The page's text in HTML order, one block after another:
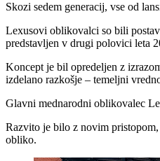
Skozi sedem generacij, vse od
Lexusovi oblikovalci so bili
predstavljen v drugi polovici leta
Koncept je bil opredeljen z
izdelano razkošje – temeljni
Glavni mednarodni oblikovalec
Razvito je bilo z novim
obliko.